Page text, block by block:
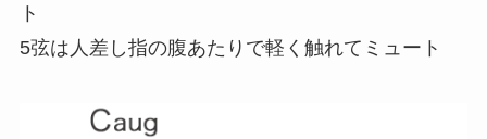
ト
5弦は人差し指の腹あたりで軽く触れてミュート